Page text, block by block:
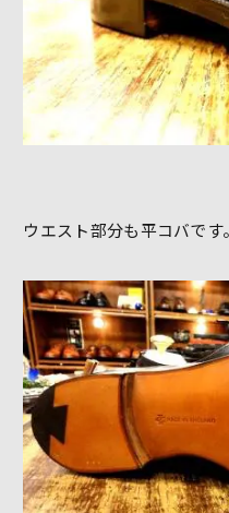
ウエスト部分も平コバです。